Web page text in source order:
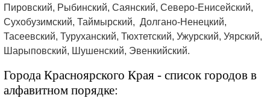
Пировский, Рыбинский, Саянский, Северо-Енисейский,
Сухобузимский, Таймырский, Долгано-Ненецкий,
Тасеевский, Туруханский, Тюхтетский, Ужурский, Уярский,
Шарыповский, Шушенский, Эвенкийский.
Города Красноярского Края - список городов в
алфавитном порядке: